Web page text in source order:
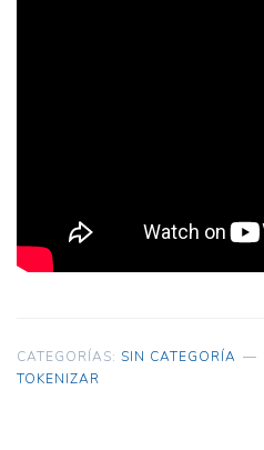
CATEGORÍAS: SIN CATEGORÍA
TOKENIZAR